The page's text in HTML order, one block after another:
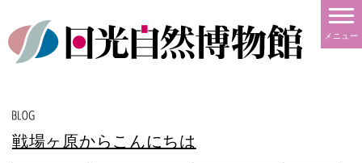
メニュー
戦場ヶ原からこんにちは